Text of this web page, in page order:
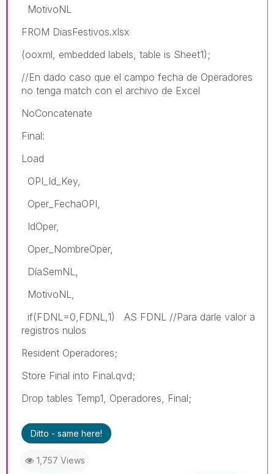
MotivoNL
FROM DiasFestivos.xlsx
(ooxml, embedded labels, table is Sheet1);
//En dado caso que el campo fecha de Operadores
no tenga match con el archivo de Excel
NoConcatenate
Final:
Load
OPI_Id_Key,
Oper_FechaOPI,
IdOper,
Oper_NombreOper,
DíaSemNL,
MotivoNL,
if(FDNL=0,FDNL,1) AS FDNL //Para darle valor a
registros nulos
Resident Operadores;
Store Final into Final.qvd;
Drop tables Temp1, Operadores, Final;
Ditto - same here!
1,757 Views